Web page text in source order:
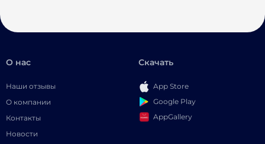
О нас
Наши отзывы
О компании
Контакты
Новости
Скачать
App Store
Google Play
AppGallery